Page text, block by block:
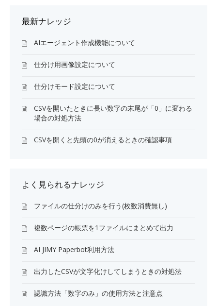
最新ナレッジ
AIエージェント作成機能について
仕分け用画像設定について
仕分けモード設定について
CSVを開いたときに長い数字の末尾が「0」に変わる
場合の対処方法
CSVを開くと先頭の0が消えるときの確認事項
よく見られるナレッジ
ファイルの仕分けのみを行う(枚数消費無し)
複数ページの帳票を1ファイルにまとめて出力
AI JIMY Paperbot利用方法
出力したCSVが文字化けしてしまうときの対処法
認識方法「数字のみ」の使用方法と注意点